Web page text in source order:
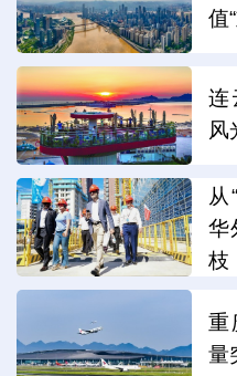
值
连
风
从
华
枝
重
量